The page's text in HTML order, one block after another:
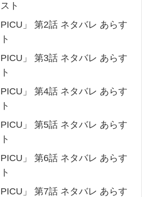
ト
PICU」 第2話 ネタバレ あらす
PICU」 第3話 ネタバレ あらす
PICU」 第4話 ネタバレ あらす
PICU」 第5話 ネタバレ あらす
PICU」 第6話 ネタバレ あらす
PICU」 第7話 ネタバレ あらす